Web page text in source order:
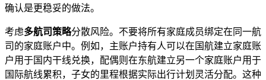
确认是更稳妥的做法。
考虑多航司策略分散风险。不要将所有家庭成员绑定在同一航
司的家庭账户中。例如，主账户持有人可以在国航建立家庭账
户用于国内干线兑换，配偶则在东航建立另一个家庭账户用于
国际航线累积，子女的里程根据实际出行计划灵活分配。这种